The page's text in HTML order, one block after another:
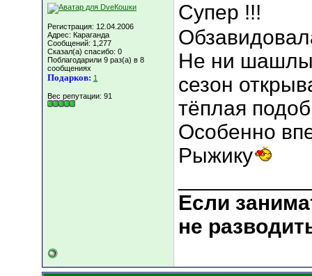
Регистрация: 12.04.2006
Адрес: Караганда
Сообщений: 1,277
Сказал(а) спасибо: 0
Поблагодарили 9 раз(а) в 8
сообщениях
Подарков: 1
Вес репутации: 91
Супер !!!
Не ни
сезон
тёплая
Особенно
Рыжику
Если
не